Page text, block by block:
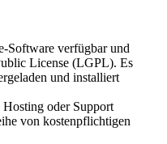
Software verfügbar und
License (LGPL). Es
und installiert
oder Support
von kostenpflichtigen